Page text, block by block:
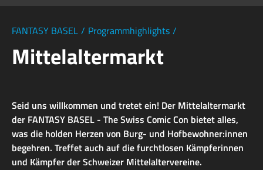
FANTASY BASEL / Programmhighlights /
Mittelaltermarkt
Seid uns willkommen und tretet ein! Der Mittelaltermarkt
der FANTASY BASEL - The Swiss Comic Con bietet alles,
was die holden Herzen von Burg- und Hofbewohner:innen
begehren. Treffet auch auf die furchtlosen Kämpferinnen
und Kämpfer der Schweizer Mittelaltervereine.